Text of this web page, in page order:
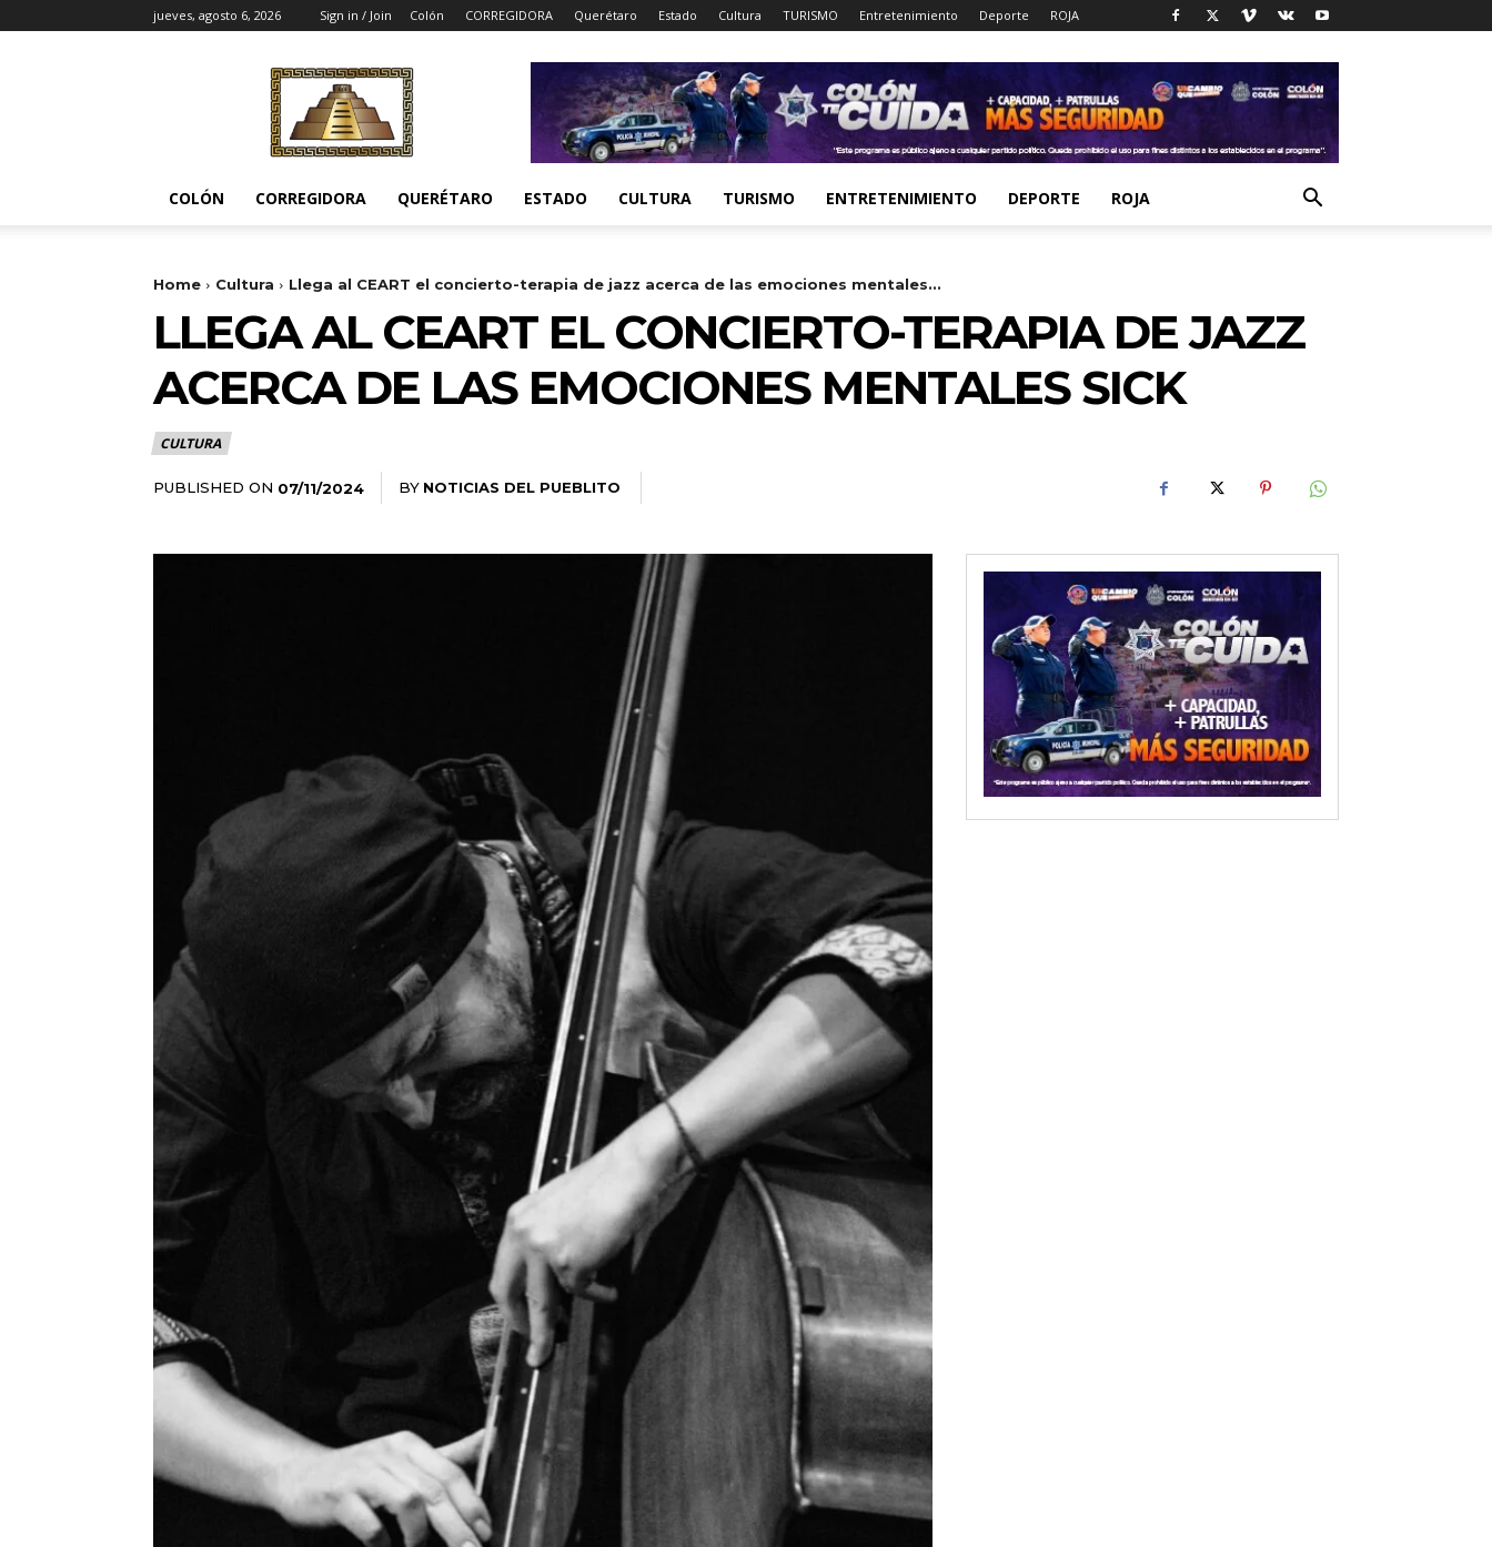
jueves, agosto 6, 2026 Sign in / Join Colón CORREGIDORA Querétaro Estado Cultura TURISMO Entretenimiento Deporte ROJA
Noticias
del
Pueblito
COLÓN CORREGIDORA QUERÉTARO ESTADO CULTURA TURISMO ENTRETENIMIENTO DEPORTE ROJA
Home Cultura Llega al CEART el concierto-terapia de jazz acerca de las emociones mentales...
LLEGA AL CEART EL CONCIERTO-TERAPIA DE JAZZ
ACERCA DE LAS EMOCIONES MENTALES SICK
CULTURA
PUBLISHED ON 07/11/2024 BY NOTICIAS DEL PUEBLITO